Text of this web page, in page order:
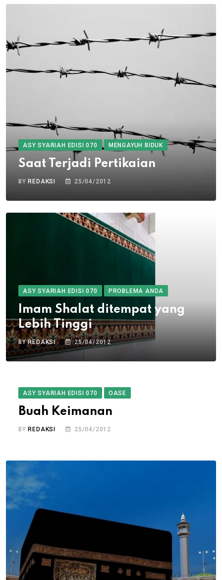
ASY SYARIAH EDISI 070 MENGAYUH BIDUK
Saat Terjadi Pertikaian
BY REDAKSI 25/04/2012
ASY SYARIAH EDISI 070 PROBLEMA ANDA
Imam Shalat ditempat yang
Lebih Tinggi
BYREDAKSI 25/04/2012
ASY SYARIAH EDISI 070 OASE
Buah Keimanan
BY REDAKSI 25/04/2012